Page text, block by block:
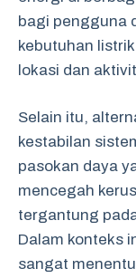
bagi pengguna
kebutuhan
lokasi dan
Selain itu,
kestabilan
pasokan daya
mencegah
tergantung
Dalam konteks
sangat